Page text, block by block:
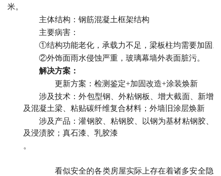
米。
主体结构：钢筋混凝土框架结构
主要病害：
①结构功能老化，承载力不足，梁板柱均需要加固。
②外饰面雨水侵蚀严重，玻璃幕墙外表面脏污。
解决方案：
更新方案：检测鉴定+加固改造+涂装焕新
涉及技术：外包型钢、外粘钢板、增大截面、新增
及混凝土梁、粘贴碳纤维复合材料；外墙旧涂层焕新
涉及产品：灌钢胶、粘钢胶、以钢为基材粘钢胶、
及浸渍胶；真石漆、乳胶漆
。
看似安全的各类房屋实际上存在着诸多安全隐